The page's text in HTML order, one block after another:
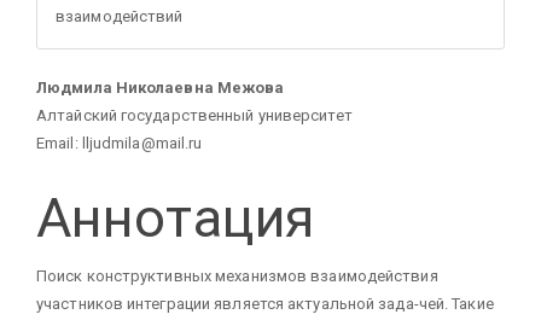
взаимодействий
Основное
содержание
статьи
Людмила Николаевна Межова
Алтайский государственный университет
Email: lljudmila@mail.ru
Аннотация
Поиск конструктивных механизмов взаимодействия
участников интеграции является актуальной зада-чей. Такие